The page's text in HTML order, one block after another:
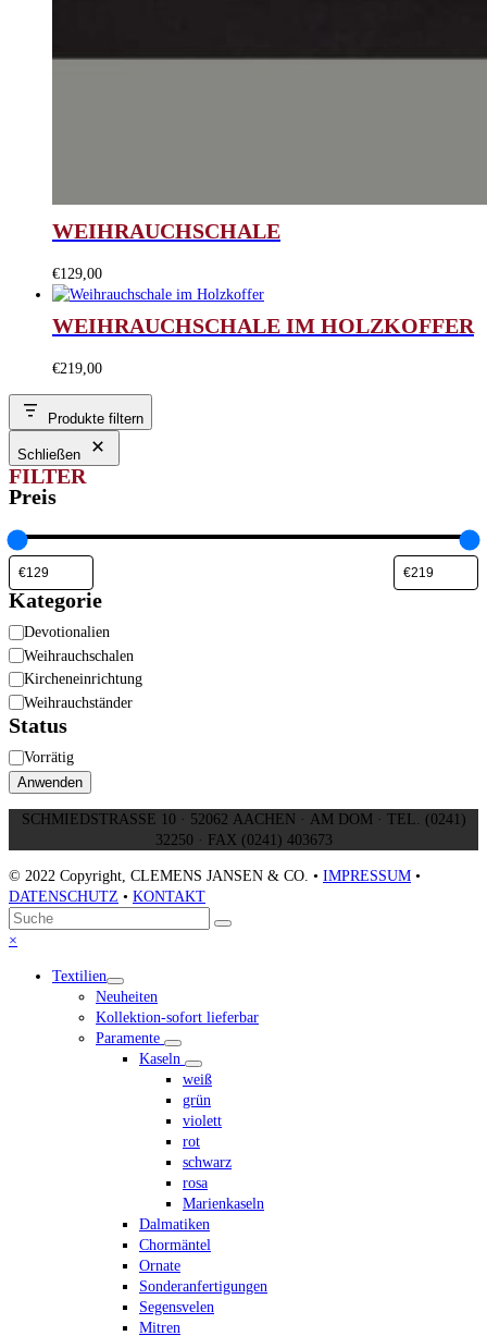
WEIHRAUCHSCHALE
€129,00
WEIHRAUCHSCHALE IM HOLZKOFFER
€219,00
Produkte filtern
Schließen
FILTER
Preis
Kategorie
Kategorie
Devotionalien
Weihrauchschalen
Kircheneinrichtung
Weihrauchständer
Status
Verfügbarkeit
Vorrätig
Anwenden
SCHMIEDSTRASSE 10 · 52062 AACHEN · AM DOM · TEL. (0241)
32250 · FAX (0241) 403673
© 2022 Copyright, CLEMENS JANSEN & CO. • IMPRESSUM •
DATENSCHUTZ • KONTAKT
An
den
scrollen
Suche
Senden
×
menu
Textilien
Neuheiten
Kollektion-sofort lieferbar
Paramente
Kaseln
weiß
grün
violett
rot
schwarz
rosa
Marienkaseln
Dalmatiken
Chormäntel
Ornate
Sonderanfertigungen
Segensvelen
Mitren